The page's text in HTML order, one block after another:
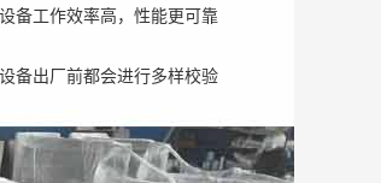
备工作效率高，性能更可靠
备出厂前都会进行多样校验